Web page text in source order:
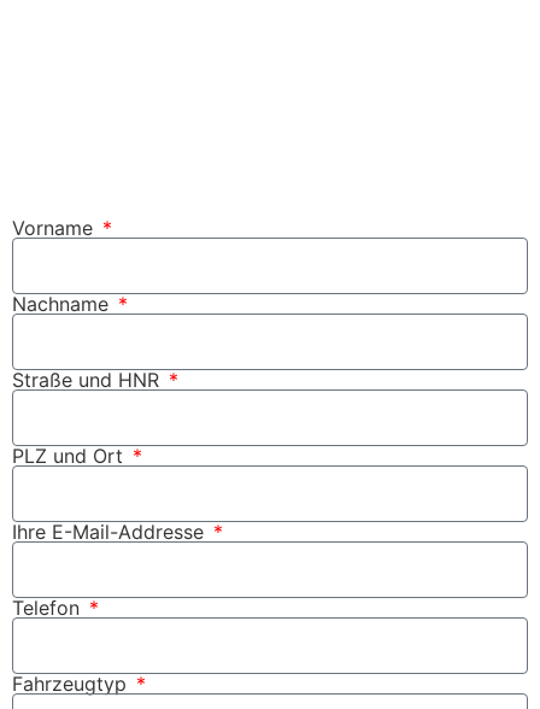
Vorname
Nachname
Straße und HNR
PLZ und Ort
Ihre E-Mail-Addresse
Telefon
Fahrzeugtyp